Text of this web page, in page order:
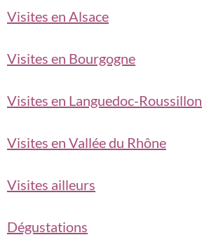
Visites en Alsace
Visites en Bourgogne
Visites en Languedoc-Roussillon
Visites en Vallée du Rhône
Visites ailleurs
Dégustations